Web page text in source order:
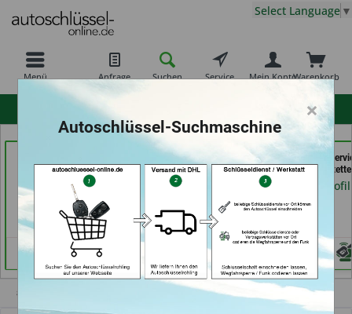
Menü Anfrage Suchen Service Warenkorb
Mein Konto
Select Language ▼
Schlüsseldienst (in
Grevenbroich)
Händlerprofil
Schuh-Schlüsseldienst
BEKASCHO; Im-
Kaufland (in Worms)
der Schlüssel
Moos (in
Händlerprofil
807
×
Autoschlüssel-Suchmaschine